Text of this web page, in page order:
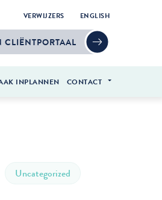
VERWIJZERS ENGLISH
CLIËNTPORTAAL
INPLANNEN CONTACT
Uncategorized